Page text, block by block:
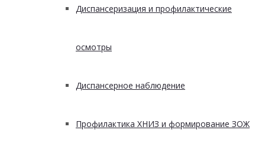
Диспансеризация и профилактические
осмотры
Диспансерное наблюдение
Профилактика ХНИЗ и формирование ЗОЖ